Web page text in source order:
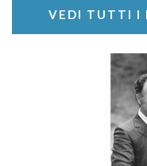
VEDI TUTTI I